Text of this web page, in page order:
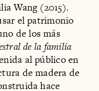
Wang (2015).
el patrimonio
de los más
de la familia
al público en
de madera de
hace